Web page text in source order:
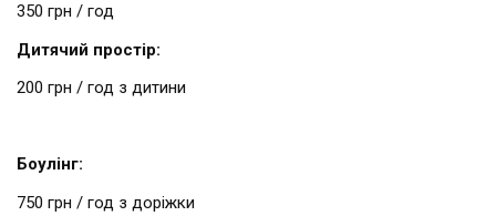
350 грн / год
Дитячий простір:
200 грн / год з дитини
Боулінг:
750 грн / год з доріжки